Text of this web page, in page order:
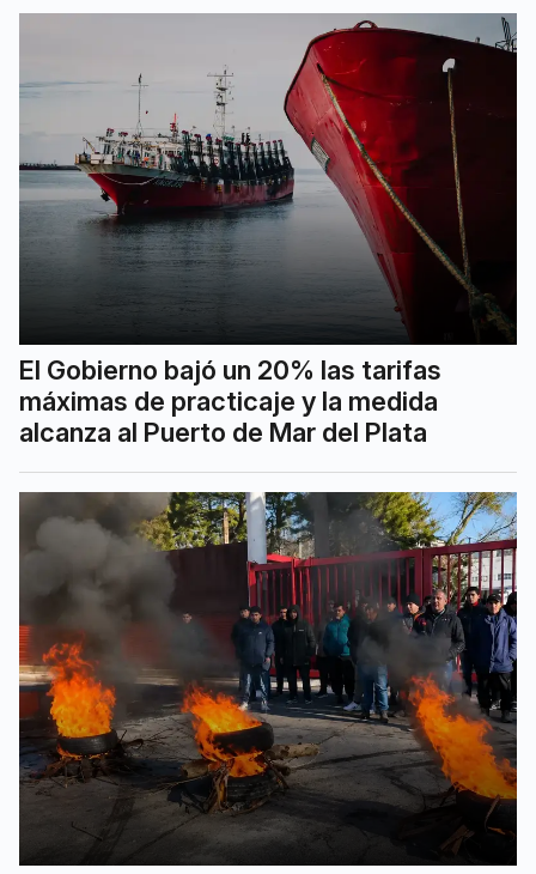
El Gobierno bajó un 20% las tarifas
máximas de practicaje y la medida
alcanza al Puerto de Mar del Plata